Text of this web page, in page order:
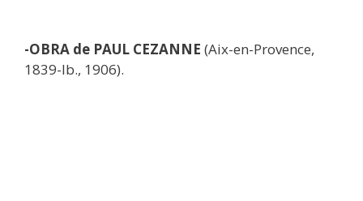
-OBRA de PAUL CEZANNE (Aix-en-Provence,
1839-Ib., 1906).